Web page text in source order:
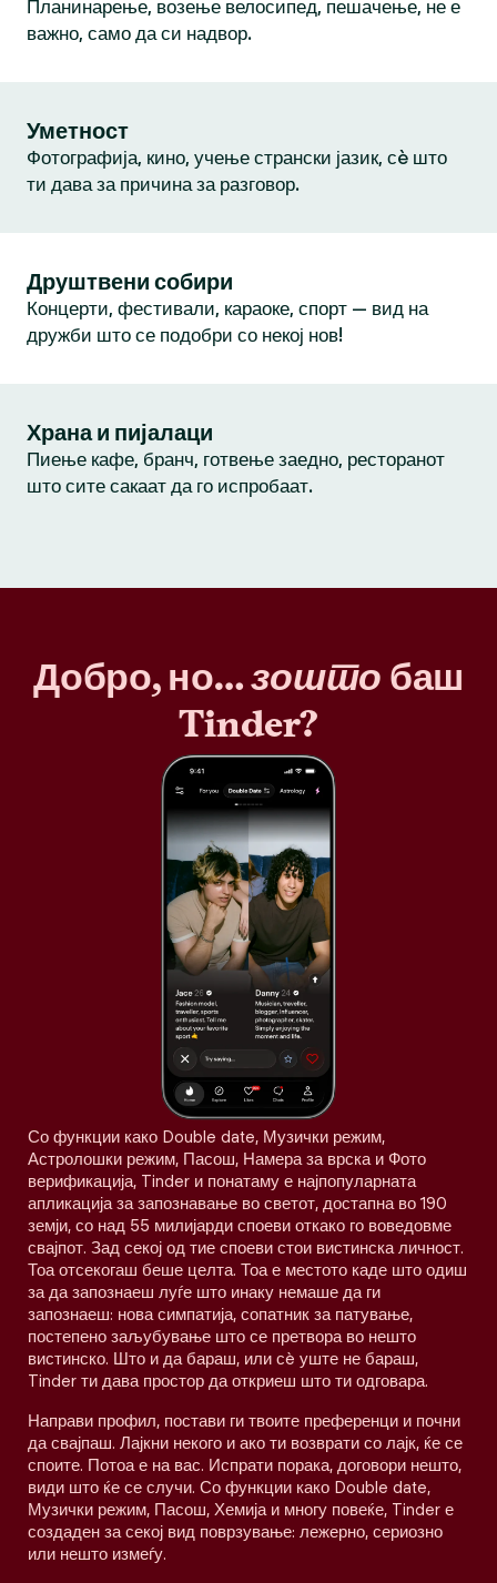
Планинарење, возење велосипед, пешачење, не е
важно, само да си надвор.
Уметност
Фотографија, кино, учење странски јазик, сè што
ти дава за причина за разговор.
Друштвени собири
Концерти, фестивали, караоке, спорт — вид на
дружби што се подобри со некој нов!
Храна и пијалаци
Пиење кафе, бранч, готвење заедно, ресторанот
што сите сакаат да го испробаат.
Добро, но…зошто баш
Tinder?
Со функции како Double date, Музички режим,
Астролошки режим, Пасош, Намера за врска и Фото
верификација, Tinder и понатаму е најпопуларната
апликација за запознавање во светот, достапна во 190
земји, со над 55 милијарди споеви откако го воведовме
свајпот. Зад секој од тие споеви стои вистинска личност.
Тоа отсекогаш беше целта. Тоа е местото каде што одиш
за да запознаеш луѓе што инаку немаше да ги
запознаеш: нова симпатија, сопатник за патување,
постепено заљубување што се претвора во нешто
вистинско. Што и да бараш, или сè уште не бараш,
Tinder ти дава простор да откриеш што ти одговара.
Направи профил, постави ги твоите преференци и почни
да свајпаш. Лајкни некого и ако ти возврати со лајк, ќе се
споите. Потоа е на вас. Испрати порака, договори нешто,
види што ќе се случи. Со функции како Double date,
Музички режим, Пасош, Хемија и многу повеќе, Tinder е
создаден за секој вид поврзување: лежерно, сериозно
или нешто измеѓу.